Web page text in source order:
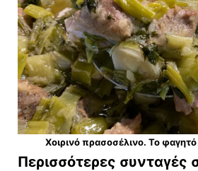
Χοιρινό πρασοσέλινο. Το φαγητό
Περισσότερες συνταγές